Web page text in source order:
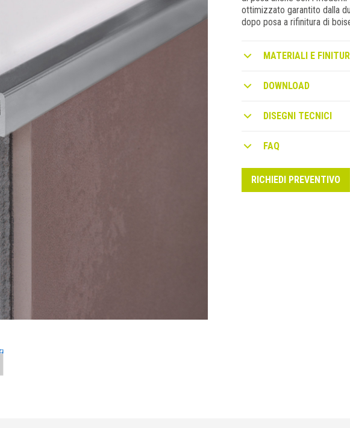
ottimizzato garantito dalla
dopo posa a rifinitura di
MATERIALI E
DOWNLOAD
DISEGNI TECNICI
FAQ
RICHIEDI PREVENTIVO